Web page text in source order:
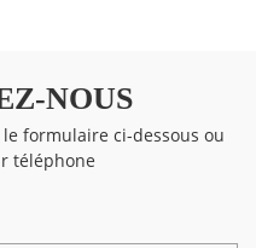
NOUS
formulaire ci-dessous ou
téléphone